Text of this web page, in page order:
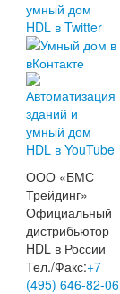
ООО «БМС
Трейдинг»
Официальный
дистрибьютор
HDL в России
Тел./Факс:+7
(495) 646-82-06